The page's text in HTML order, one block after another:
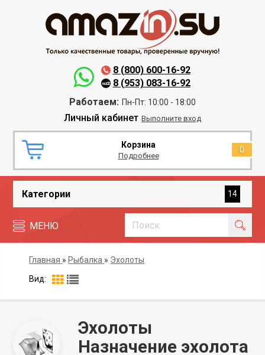
8 (800) 600-16-92
8 (953) 083-16-92
Работаем: Пн-Пт: 10:00 - 18:00
Личный кабинет Выполните вход
Корзина
Подробнее
0
Категории 14
МЕНЮ
Главная » Рыбалка » Эхолоты
Вид:
Эхолоты
Назначение эхолота